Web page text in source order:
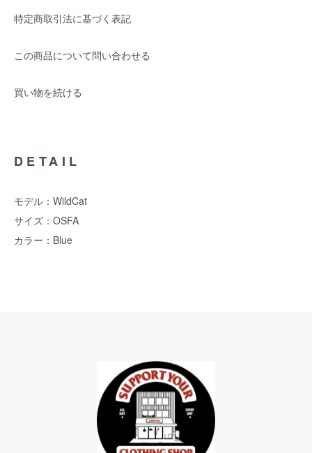
特定商取引法に基づく表記
この商品について問い合わせる
買い物を続ける
DETAIL
モデル：WildCat
サイズ：OSFA
カラー：Blue